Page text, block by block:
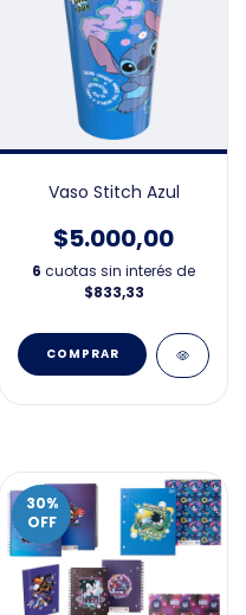
Vaso Stitch Azul
$5.000,00
6 cuotas sin interés de
$833,33
30%
OFF